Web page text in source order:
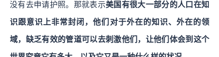
没有去申请护照。那就表示美国有很大一部分的人口在知
识跟意识上非常封闭，他们对于外在的知识、外在的领
域，缺乏有效的管道可以去刺激他们，让他们体会到这个